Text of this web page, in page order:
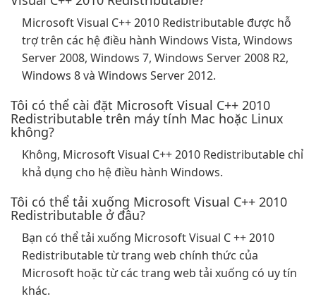
Microsoft Visual C++ 2010 Redistributable được hỗ
trợ trên các hệ điều hành Windows Vista, Windows
Server 2008, Windows 7, Windows Server 2008 R2,
Windows 8 và Windows Server 2012.
Tôi có thể cài đặt Microsoft Visual C++ 2010
Redistributable trên máy tính Mac hoặc Linux
không?
Không, Microsoft Visual C++ 2010 Redistributable chỉ
khả dụng cho hệ điều hành Windows.
Tôi có thể tải xuống Microsoft Visual C++ 2010
Redistributable ở đâu?
Bạn có thể tải xuống Microsoft Visual C ++ 2010
Redistributable từ trang web chính thức của
Microsoft hoặc từ các trang web tải xuống có uy tín
khác.